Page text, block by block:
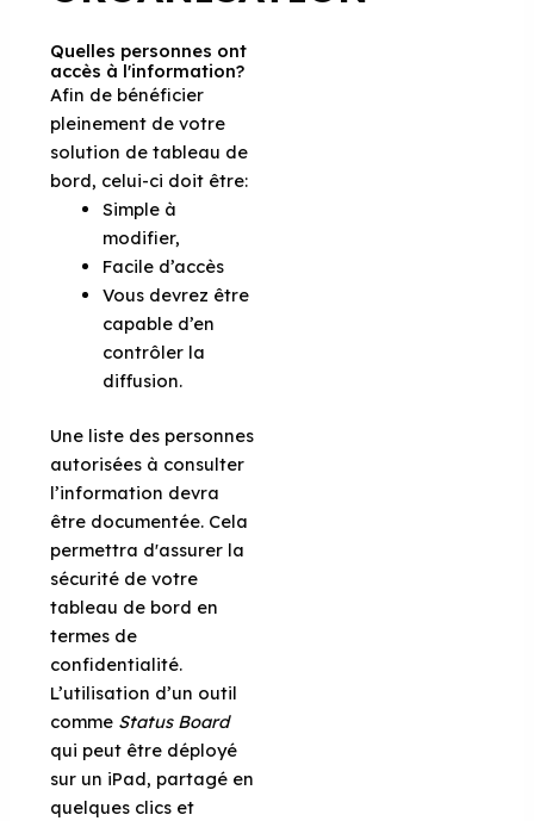
Quelles personnes ont
accès à l'information?
Afin de bénéficier
pleinement de votre
solution de tableau de
bord, celui-ci doit être:
Simple à
modifier,
Facile d’accès
Vous devrez être
capable d’en
contrôler la
diffusion.
Une liste des personnes
autorisées à consulter
l’information devra
être documentée. Cela
permettra d'assurer la
sécurité de votre
tableau de bord en
termes de
confidentialité.
L’utilisation d’un outil
comme Status Board
qui peut être déployé
sur un iPad, partagé en
quelques clics et